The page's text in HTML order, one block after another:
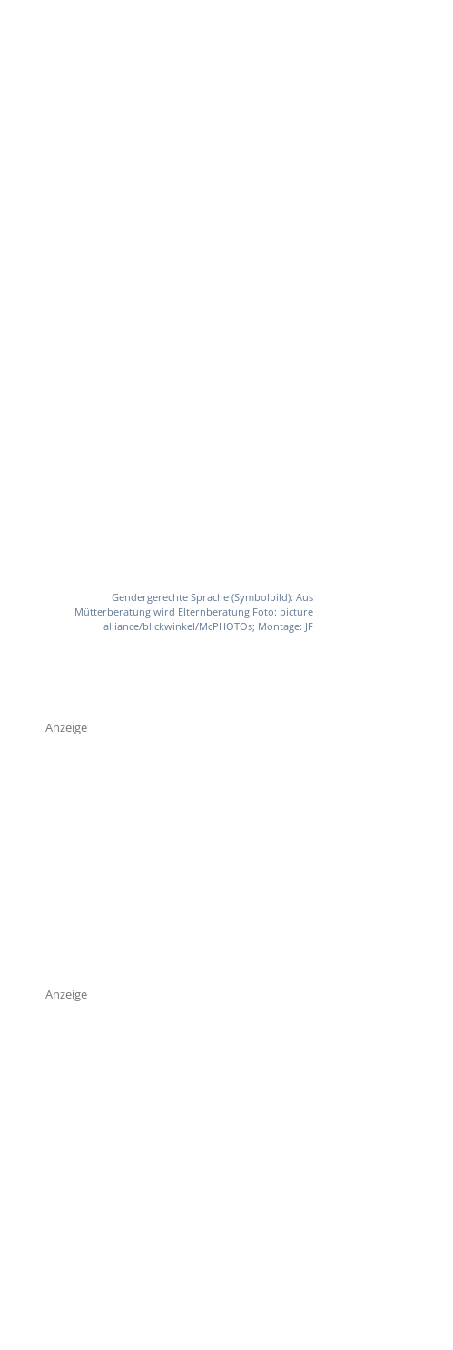
Gendergerechte Sprache (Symbolbild): Aus
Mütterberatung wird Elternberatung Foto: picture
alliance/blickwinkel/McPHOTOs; Montage: JF
Anzeige
Anzeige